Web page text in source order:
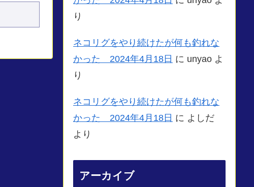
り
ネコリグをやり続けたが何も釣れな
かった 2024年4月18日 に unyao よ
り
ネコリグをやり続けたが何も釣れな
かった 2024年4月18日 に よしだ
より
アーカイブ